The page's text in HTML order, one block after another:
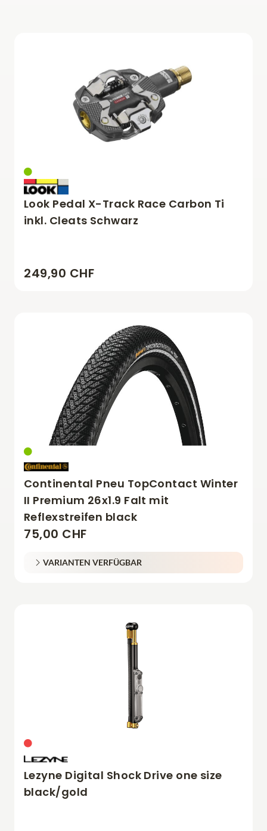
Look Pedal X-Track Race Carbon Ti
inkl. Cleats Schwarz
249,90 CHF
Continental Pneu TopContact Winter
II Premium 26x1.9 Falt mit
Reflexstreifen black
75,00 CHF
VARIANTEN VERFÜGBAR
Lezyne Digital Shock Drive one size
black/gold